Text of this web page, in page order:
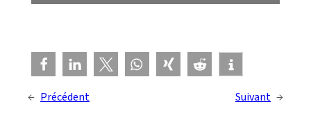
← Précédent Suivant →